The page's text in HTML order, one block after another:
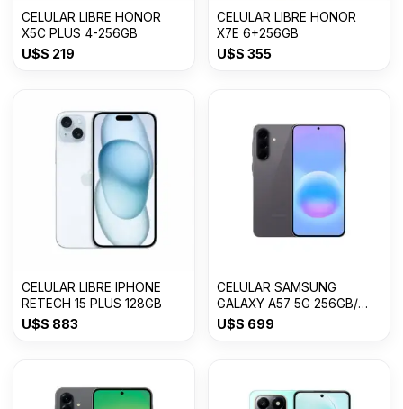
CELULAR LIBRE HONOR
X5C PLUS 4-256GB
U$S 219
CELULAR LIBRE HONOR
X7E 6+256GB
U$S 355
CELULAR LIBRE IPHONE
RETECH 15 PLUS 128GB
U$S 883
CELULAR SAMSUNG
GALAXY A57 5G 256GB/
8GB RAM
U$S 699